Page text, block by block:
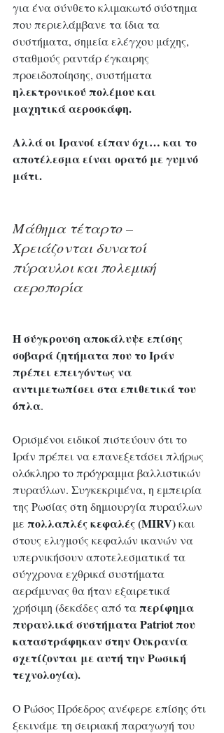
για ένα σύνθετο κλιμακωτό σύστημα
που περιελάμβανε τα ίδια τα
συστήματα, σημεία ελέγχου μάχης,
σταθμούς ραντάρ έγκαιρης
προειδοποίησης, συστήματα
ηλεκτρονικού πολέμου και
μαχητικά αεροσκάφη.
Αλλά οι Ιρανοί είπαν όχι… και το
αποτέλεσμα είναι ορατό με γυμνό
μάτι.
Μάθημα τέταρτο –
Χρειάζονται δυνατοί
πύραυλοι και πολεμική
αεροπορία
Η σύγκρουση αποκάλυψε επίσης
σοβαρά ζητήματα που το Ιράν
πρέπει επειγόντως να
αντιμετωπίσει στα επιθετικά του
όπλα.
Ορισμένοι ειδικοί πιστεύουν ότι το
Ιράν πρέπει να επανεξετάσει πλήρως
ολόκληρο το πρόγραμμα βαλλιστικών
πυραύλων. Συγκεκριμένα, η εμπειρία
της Ρωσίας στη δημιουργία πυραύλων
με πολλαπλές κεφαλές (MIRV) και
στους ελιγμούς κεφαλών ικανών να
υπερνικήσουν αποτελεσματικά τα
σύγχρονα εχθρικά συστήματα
αεράμυνας θα ήταν εξαιρετικά
χρήσιμη (δεκάδες από τα περίφημα
πυραυλικά συστήματα Patriot που
καταστράφηκαν στην Ουκρανία
σχετίζονται με αυτή την Ρωσική
τεχνολογία).
Ο Ρώσος Πρόεδρος ανέφερε επίσης ότι
ξεκινάμε τη σειριακή παραγωγή του